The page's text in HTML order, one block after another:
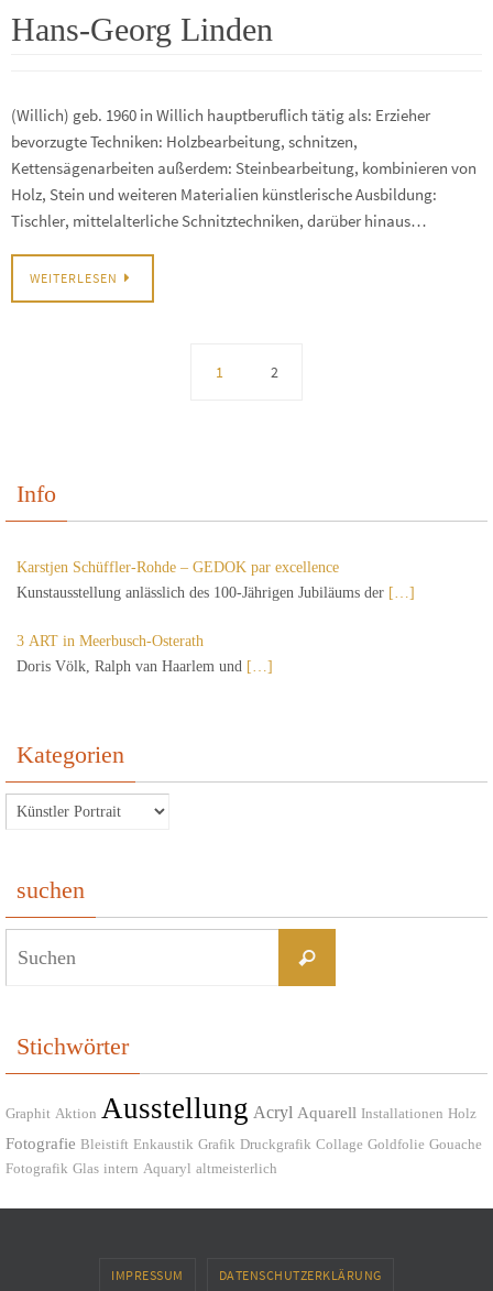
Hans-Georg Linden
(Willich) geb. 1960 in Willich hauptberuflich tätig als: Erzieher
bevorzugte Techniken: Holzbearbeitung, schnitzen,
Kettensägenarbeiten außerdem: Steinbearbeitung, kombinieren von
Holz, Stein und weiteren Materialien künstlerische Ausbildung:
Tischler, mittelalterliche Schnitztechniken, darüber hinaus…
WEITERLESEN
1 2
Info
Karstjen Schüffler-Rohde – GEDOK par excellence
Kunstausstellung anlässlich des 100-Jährigen Jubiläums der […]
3 ART in Meerbusch-Osterath
Doris Völk, Ralph van Haarlem und […]
Kategorien
Kategorien
suchen
Suchen
Stichwörter
Graphit Aktion Ausstellung Acryl Aquarell Installationen Holz
Fotografie Bleistift Enkaustik Grafik Druckgrafik Collage Goldfolie Gouache
Fotografik Glas intern Aquaryl altmeisterlich
IMPRESSUM DATENSCHUTZERKLÄRUNG